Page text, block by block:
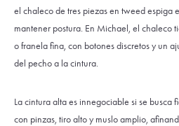
el chaleco de tres piezas en tweed espiga
mantener postura. En Michael, el chaleco
o franela fina, con botones discretos y un
del pecho a la cintura.
La cintura alta es innegociable si se busca
con pinzas, tiro alto y muslo amplio,